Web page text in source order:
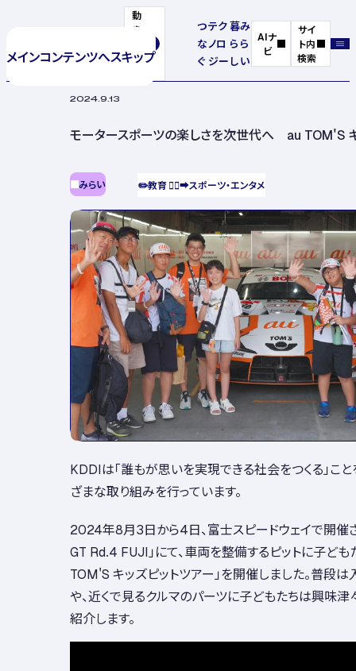
メインコンテンツへスキップ
動
き
停
つ
な
ぐ
テク
ノロ
ジー
暮
ら
し
み
ら
い
AIナ
ビ
サイ
ト内
検索
2024.9.13
モータースポーツの楽しさを次世代へ au TOM'S
みらい ✏️教育🏃‍♂️‍➡️スポーツ・エンタメ
KDDIは「誰もが思いを実現できる社会をつくる」こ
ざまな取り組みを行っています。
2024年8月3日から4日、富士スピードウェイで開催
GT Rd.4 FUJI」にて、車両を整備するピットに子ども
TOM'S キッズピットツアー」を開催しました。普段
や、近くで見るクルマのパーツに子どもたちは興味津
紹介します。